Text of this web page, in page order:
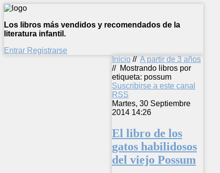
Los libros más vendidos y recomendados de la
literatura infantil.
Entrar Registrarse
Inicio // A partir de 3 años
// Mostrando libros por
etiqueta: possum
Suscribirse a este canal
RSS
Martes, 30 Septiembre
2014 14:26
El libro de los
gatos habilidosos
del viejo Possum